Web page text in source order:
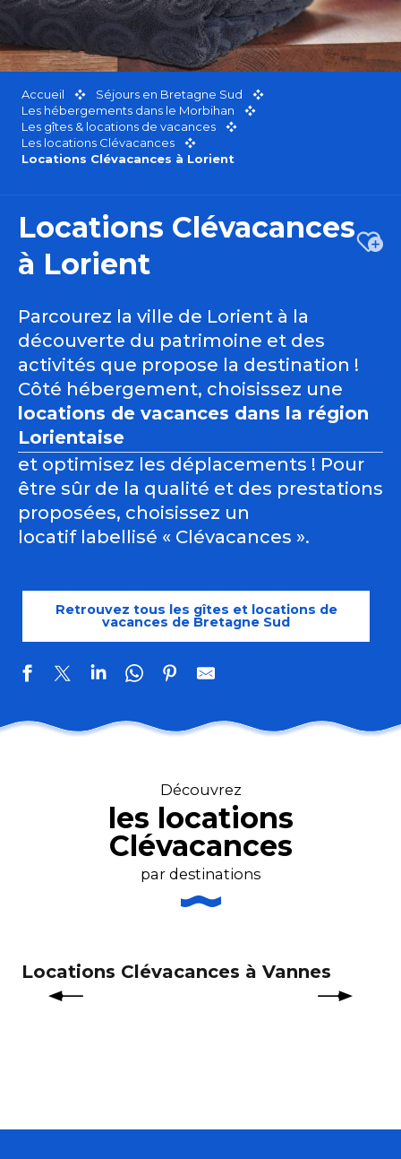
Accueil
Séjours en Bretagne Sud
Les hébergements dans le Morbihan
Les gîtes & locations de vacances
Les locations Clévacances
Locations Clévacances à Lorient
Locations Clévacances
à Lorient
Parcourez la ville de Lorient à la
découverte du patrimoine et des
activités que propose la destination !
Côté hébergement, choisissez une
locations de vacances dans la région
Lorientaise
et optimisez les déplacements ! Pour
être sûr de la qualité et des prestations
proposées, choisissez un
locatif labellisé « Clévacances ».
Retrouvez tous les gîtes et locations de
vacances de Bretagne Sud
Maison la Tourmaline
Maison avec piscine et plages à 300m
Une escale en Bretagne à Larmor Plage
Résidence Plein Soleil
Maison avec terrasse et jardinet clos, piscine
Découvrez
les locations
Clévacances
par destinations
Locations Clévacances à Vannes